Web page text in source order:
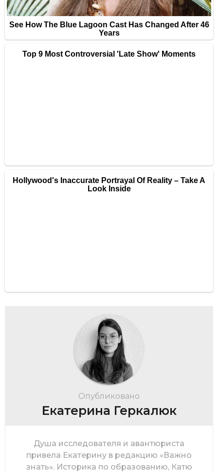
Опубликовано
Екатерина Геркалюк
Душа исследователя и авантюриста
привела Екатерину в редакцию «Важно
знать». Историка по образованию, Катю